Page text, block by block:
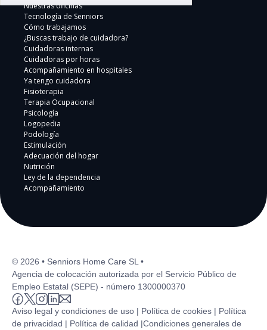
Nuestras oficinas
Tecnología de Senniors
Cómo trabajamos
¿Buscas trabajo de cuidadora?
Cuidadoras internas
Cuidadoras por horas
Acompañamiento en hospitales
Ya tengo cuidadora
Fisioterapia
Terapia Ocupacional
Psicología
Logopedia
Podología
Estimulación
Adecuación del hogar
Nutrición
Ley de la dependencia
Acompañamiento
© 2026 • Senniors Home Care SL •
Agencia de colocación autorizada por el Servicio Público de
Empleo Estatal (SEPE) - número 1300000370
Aviso legal y condiciones de uso | Política de cookies | Política
de privacidad | Política de calidad |Condiciones generales de